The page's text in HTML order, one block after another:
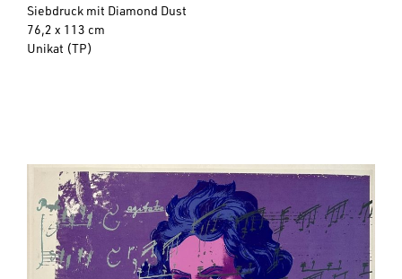
Siebdruck mit Diamond Dust
76,2 x 113 cm
Unikat (TP)